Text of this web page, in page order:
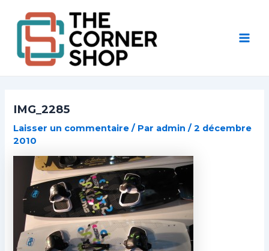
contenu
IMG_2285
Laisser un commentaire / Par admin/2 décembre
2010
navigation